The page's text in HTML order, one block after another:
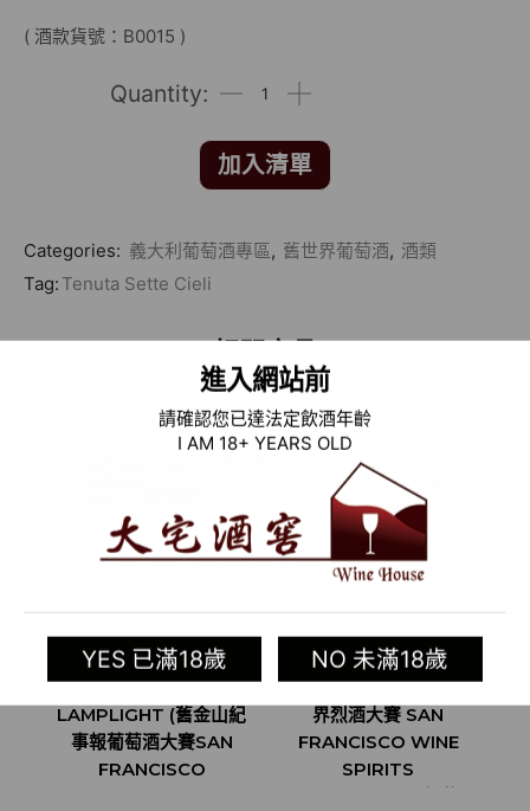
進入網站前
請確認您已達法定飲酒年齡
I AM 18+ YEARS OLD
YES 已滿18歲 NO 未滿18歲
( 酒款貨號：B0015 )
加入清單
Categories: 義大利葡萄酒專區, 舊世界葡萄酒, 酒類
Tag: Tenuta Sette Cieli
相關商品
2015 美國白酒
LAMPLIGHT (舊金山紀
事報葡萄酒大賽SAN
FRANCISCO
RE:FIND GIN (舊金山世
界烈酒大賽 SAN
FRANCISCO WINE
SPIRITS